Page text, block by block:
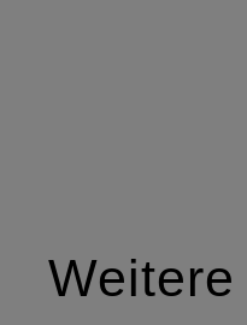
Weitere